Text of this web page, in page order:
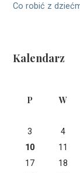
Co robić z
Kalendarz
P W
3
4
10
11
17
18